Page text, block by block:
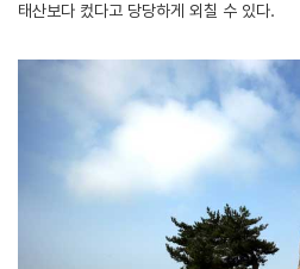
태산보다 컸다고 당당하게 외칠 수 있다.